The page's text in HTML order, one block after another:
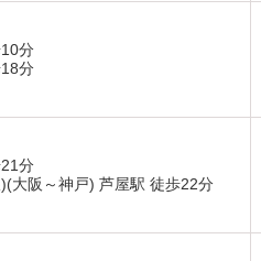
分
分
分
大阪～神戸) 芦屋駅 徒歩22分